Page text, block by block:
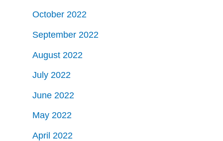
October 2022
September 2022
August 2022
July 2022
June 2022
May 2022
April 2022